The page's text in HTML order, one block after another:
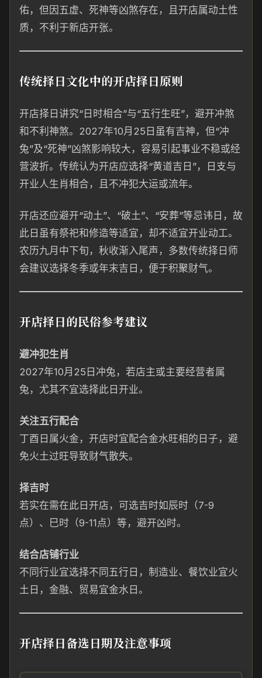
佑，但因五虚、死神等凶煞存在，且开店属动土性
质，不利于新店开张。
传统择日文化中的开店择日原则
开店择日讲究“日时相合”与“五行生旺”，避开冲煞
和不利神煞。2027年10月25日虽有吉神，但“冲
兔”及“死神”凶煞影响较大，容易引起事业不稳或经
营波折。传统认为开店应选择“黄道吉日”，日支与
开业人生肖相合，且不冲犯大运或流年。
开店还应避开“动土”、“破土”、“安葬”等忌讳日，故
此日虽有祭祀和修造等适宜，却不适宜开业动工。
农历九月中下旬，秋收渐入尾声，多数传统择日师
会建议选择冬季或年末吉日，便于积聚财气。
开店择日的民俗参考建议
避冲犯生肖
2027年10月25日冲兔，若店主或主要经营者属
兔，尤其不宜选择此日开业。
关注五行配合
丁酉日属火金，开店时宜配合金水旺相的日子，避
免火土过旺导致财气散失。
择吉时
若实在需在此日开店，可选吉时如辰时（7-9
点）、巳时（9-11点）等，避开凶时。
结合店铺行业
不同行业宜选择不同五行日，制造业、餐饮业宜火
土日，金融、贸易宜金水日。
开店择日备选日期及注意事项